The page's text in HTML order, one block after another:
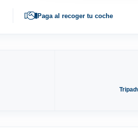
Paga al recoger tu coche